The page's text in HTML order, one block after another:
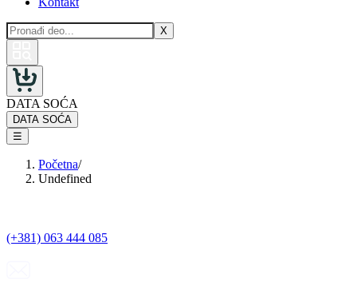
X
DATA SOĆA
DATA SOĆA
☰
Početna/
Undefined
(+381) 063 444 085